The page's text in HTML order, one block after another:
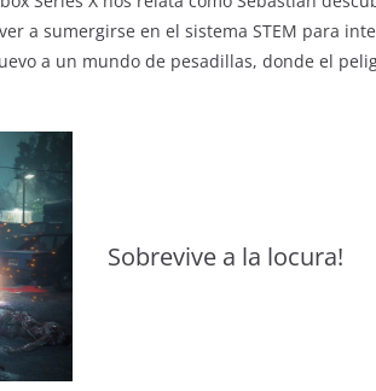
a sumergirse en el sistema STEM para
a un mundo de pesadillas, donde el
Sobrevive a la locura!